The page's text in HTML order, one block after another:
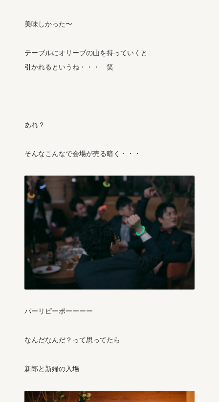
美味しかった〜
テーブルにオリーブの山を持っていくと
引かれるというね・・・ 笑
あれ？
そんなこんなで会場が売る暗く・・・
パーリピーポーーーー
なんだなんだ？って思ってたら
新郎と新婦の入場